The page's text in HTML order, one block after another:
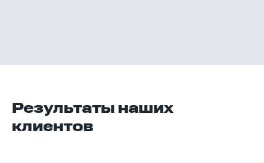
Результаты наших
клиентов